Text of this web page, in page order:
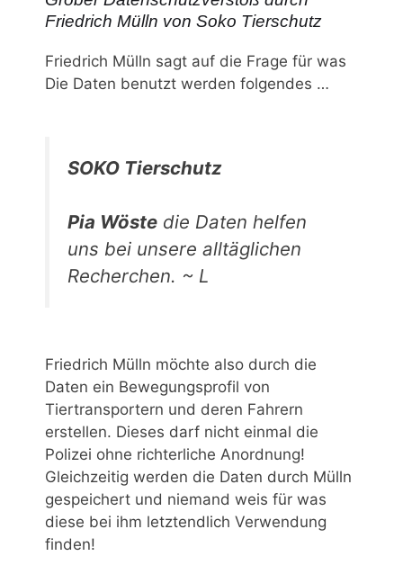
Friedrich Mülln von Soko Tierschutz
Friedrich Mülln sagt auf die Frage für was
Die Daten benutzt werden folgendes …
SOKO Tierschutz
Pia Wöste die Daten helfen
uns bei unsere alltäglichen
Recherchen. ~ L
Friedrich Mülln möchte also durch die
Daten ein Bewegungsprofil von
Tiertransportern und deren Fahrern
erstellen. Dieses darf nicht einmal die
Polizei ohne richterliche Anordnung!
Gleichzeitig werden die Daten durch Mülln
gespeichert und niemand weis für was
diese bei ihm letztendlich Verwendung
finden!